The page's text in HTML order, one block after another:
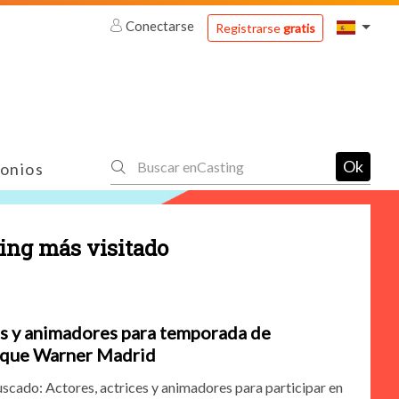
Conectarse Registrarsegratis
Ok
más visitado
y animadores para temporada de
Warner Madrid
Actores, actrices y animadores para participar en